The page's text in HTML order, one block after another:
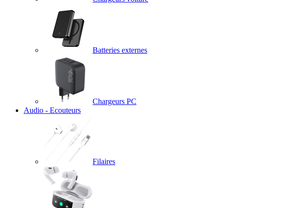
Batteries externes
Chargeurs PC
Audio - Ecouteurs
Filaires